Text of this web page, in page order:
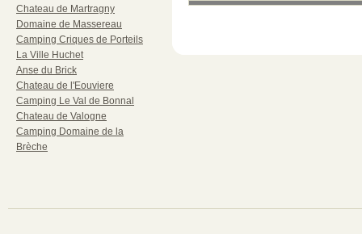
Chateau de Martragny
Domaine de Massereau
Camping Criques de Porteils
La Ville Huchet
Anse du Brick
Chateau de l'Eouviere
Camping Le Val de Bonnal
Chateau de Valogne
Camping Domaine de la
Brèche